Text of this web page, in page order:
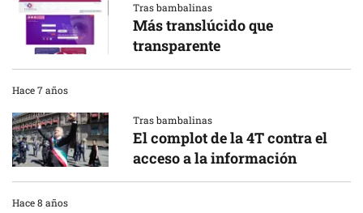
Tras bambalinas
Más translúcido que
transparente
Hace 7 años
Tras bambalinas
El complot de la 4T contra el
acceso a la información
Hace 8 años